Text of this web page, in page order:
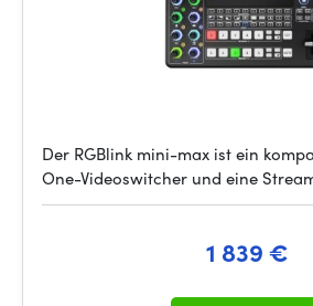
Der RGBlink mini-max ist ein
One-Videoswitcher und eine
1 839 €